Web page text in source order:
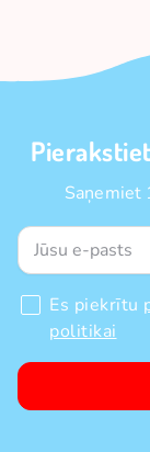
Saņemiet
Es piekrītu
politikai